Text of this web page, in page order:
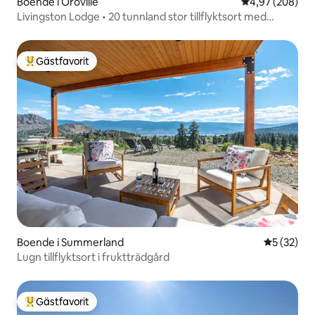
Livingston Lodge • 20 tunnland stor tillflyktsort med
Populär gästfavorit
Gästfavorit
Boende i Summerland 5 av 5 i
5 (32)
Lugn tillflyktsort i fruktträdgård
Populär gästfavorit
Gästfavorit